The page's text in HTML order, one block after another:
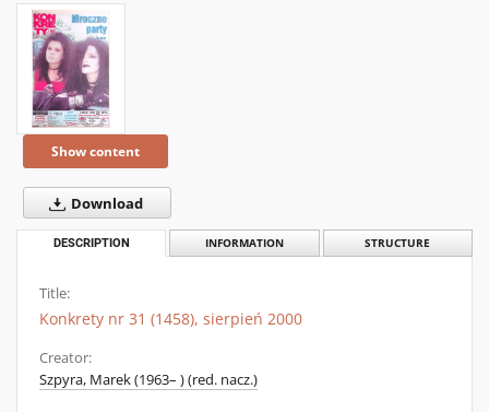
Show content
Download
DESCRIPTION INFORMATION STRUCTURE
Title:
Konkrety nr 31 (1458), sierpień 2000
Creator:
Szpyra, Marek (1963– ) (red. nacz.)